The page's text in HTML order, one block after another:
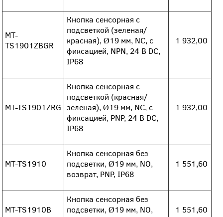
MT-
TS1901ZBGR
Кнопка сенсорная с
подсветкой (зеленая/
красная), Ø19 мм, NC, с
фиксацией, NPN, 24 В DC,
IP68
1 932,00
MT-TS1901ZRG
Кнопка сенсорная с
подсветкой (красная/
зеленая), Ø19 мм, NC, с
фиксацией, PNP, 24 В DC,
IP68
1 932,00
MT-TS1910
Кнопка сенсорная без
подсветки, Ø19 мм, NO,
возврат, PNP, IP68
1 551,60
MT-TS1910B
Кнопка сенсорная без
подсветки, Ø19 мм, NO,
1 551,60